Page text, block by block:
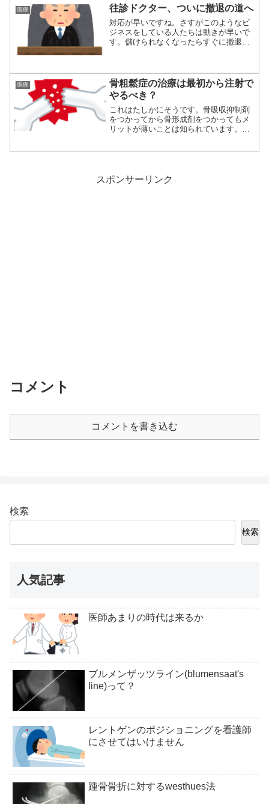
医療 往診ドクター、ついに撤退の道へ
対応が早いですね。さすがこのようなビ
ジネスをしている人たちは動きが早いで
す。儲けられなくなったらすぐに撤退。
医療
骨粗鬆症の治療は最初から注射で
やるべき？
これはたしかにそうです。骨吸収抑制剤
をつかってから骨形成剤をつかってもメ
リットが薄いことは知られています。イ
スポンサーリンク
コメント
コメントを書き込む
検索
検索
人気記事
医師あまりの時代は来るか
ブルメンザッツライン(blumensaat's
line)って？
レントゲンのポジショニングを看護師
にさせてはいけません
踵骨骨折に対するwesthues法